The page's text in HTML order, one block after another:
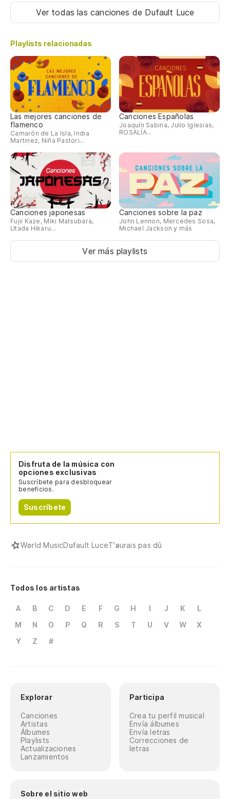
Ver todas las canciones de Dufault Luce
Playlists relacionadas
Las mejores canciones de
flamenco
Camarón de La Isla, India
Martinez, Niña Pastori...
Canciones Españolas
Joaquín Sabina, Julio Iglesias,
ROSALÍA...
Canciones japonesas
Fujii Kaze, Miki Matsubara,
Utada Hikaru...
Canciones sobre la paz
John Lennon, Mercedes Sosa,
Michael Jackson y más
Ver más playlists
Disfruta de la música con
opciones exclusivas
Suscríbete para desbloquear
beneficios.
Suscríbete
World MusicDufault LuceT'aurais pas dû
Todos los artistas
A B C D E F G H I J K
L
M
N O P Q R S T U V W
X
Y
Z #
Explorar
Canciones
Artistas
Álbumes
Playlists
Actualizaciones
Lanzamientos
Participa
Crea tu perfil musical
Envía álbumes
Envía letras
Correcciones de
letras
Sobre el sitio web